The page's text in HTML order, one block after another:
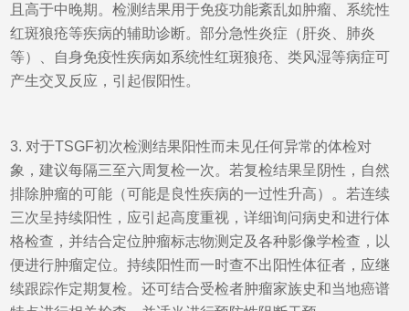
且高于中晚期。检测结果用于免疫功能紊乱如肿瘤、系统性
红斑狼疮等疾病的辅助诊断。部分急性炎症（肝炎、肺炎
等）、自身免疫性疾病如系统性红斑狼疮、类风湿等病症可
产生交叉反应，引起假阳性。
3. 对于TSGF初次检测结果阳性而未见任何异常的体检对
象，建议每隔三至六周复检一次。若复检结果呈阴性，自然
排除肿瘤的可能（可能是良性疾病的一过性升高）。若连续
三次呈持续阳性，应引起高度重视，详细询问病史和进行体
格检查，并结合定位肿瘤标志物测定及各种影像学检查，以
便进行肿瘤定位。持续阳性而一时查不出阳性体征者，应继
续跟踪作定期复检。还可结合受检者肿瘤家族史和当地癌谱